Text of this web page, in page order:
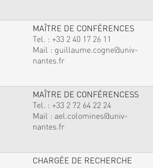
MAÎTRE DE CONFÉRENCES
Tel. : +33 2 40 17 26 11
Mail : guillaume.cogne@univ-
nantes.fr
MAÎTRE DE CONFÉRENCESS
Tel. : +33 2 72 64 22 24
Mail : ael.colomines@univ-
nantes.fr
CHARGÉE DE RECHERCHE